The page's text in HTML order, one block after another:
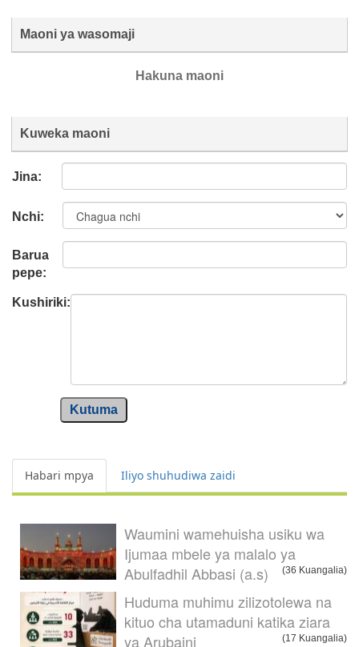
Maoni ya wasomaji
Hakuna maoni
Kuweka maoni
Jina:
Nchi:
Barua
pepe:
Kushiriki:
Kutuma
Habari mpya Iliyo shuhudiwa zaidi
Waumini wamehuisha usiku wa
Ijumaa mbele ya malalo ya
Abulfadhil Abbasi (a.s)
(36 Kuangalia)
Huduma muhimu zilizotolewa na
kituo cha utamaduni katika ziara
ya Arubaini
(17 Kuangalia)